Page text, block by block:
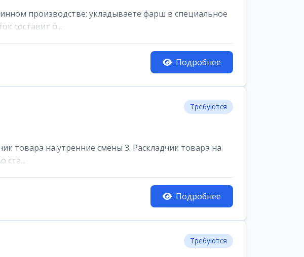
производстве: укладываете фарш в специальное
составит о...
Подробнее
Требуются
товара на утренние смены 3. Раскладчик товара на
ста...
Подробнее
Требуются